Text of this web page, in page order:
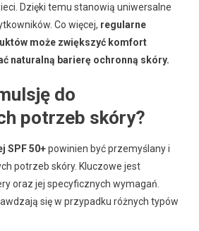
Dzięki temu stanowią uniwersalne
Co więcej, regularne
może zwiększyć komfort
naturalną barierę ochronną skóry.
do
potrzeb skóry?
SPF 50+powinien być przemyślany i
potrzeb skóry. Kluczowe jest
oraz jej specyficznych wymagań.
się w przypadku różnych typów